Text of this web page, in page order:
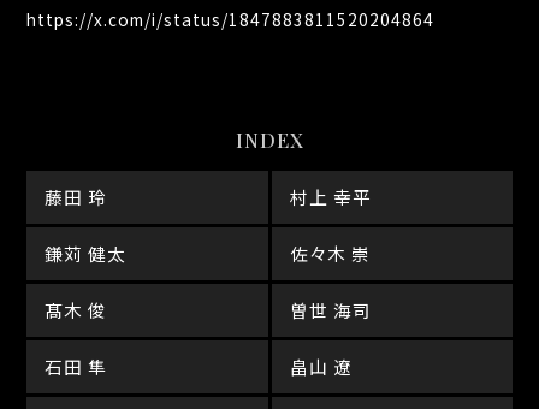
https://x.com/i/status/1847883811520204864
INDEX
藤田 玲 村上 幸平
鎌苅 健太 佐々木 崇
髙木 俊 曽世 海司
石田 隼 畠山 遼